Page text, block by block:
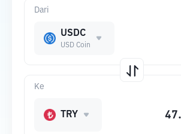
Dari
USDC
USD Coin
Ke
TRY